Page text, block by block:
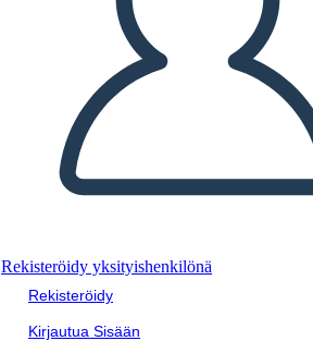
Rekisteröidy yksityishenkilönä
Rekisteröidy
Kirjautua Sisään
LUE MINULLE